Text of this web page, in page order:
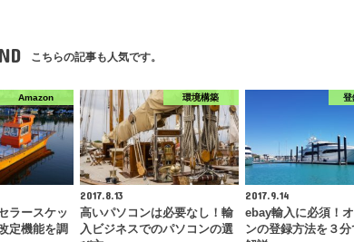
こちらの記事も人気です。
Amazon
ラースケッ
定機能を調
環境構築
2017.8.13
高いパソコンは必要なし！輸
入ビジネスでのパソコンの選
登
2017.9.14
ebay輸入に必須！
ンの登録方法を３